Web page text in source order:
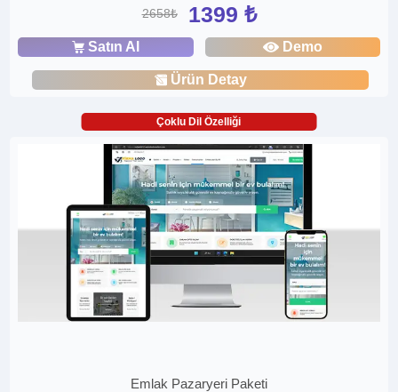
2658₺ 1399 ₺
Satın Al Demo
Ürün Detay
Çoklu Dil Özelliği
Emlak Pazaryeri Paketi